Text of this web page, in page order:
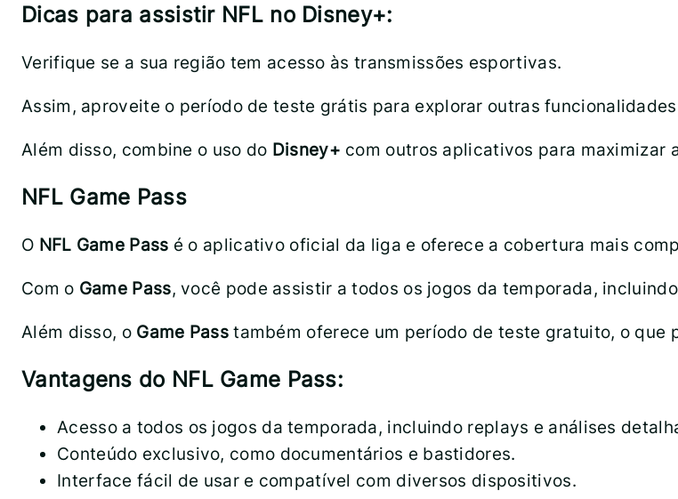
Dicas para assistir NFL no Disney+:
Verifique se a sua região tem acesso às transmissões esportivas.
Assim, aproveite o período de teste grátis para explorar outras
Além disso, combine o uso do Disney+ com outros aplicativos para maximizar
NFL Game Pass
O NFL Game Pass é o aplicativo oficial da liga e oferece a cobertura mais
Com o Game Pass, você pode assistir a todos os jogos da temporada,
Além disso, o Game Passtambém oferece um período de teste gratuito, o que
Vantagens do NFL Game Pass:
Acesso a todos os jogos da temporada, incluindo replays e análises
Conteúdo exclusivo, como documentários e bastidores.
Interface fácil de usar e compatível com diversos dispositivos.